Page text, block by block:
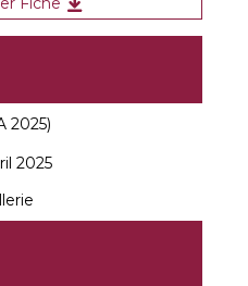
2025)
2025